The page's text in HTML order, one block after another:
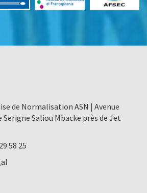
de Normalisation ASN | Avenue
Saliou Mbacke près de Jet
58 25